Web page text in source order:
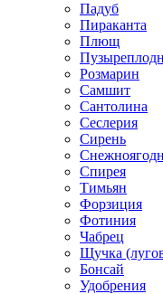
Падуб
Пираканта
Плющ
Розмарин
Самшит
Сантолина
Сеслерия
Сирень
Спирея
Тимьян
Форзиция
Фотиния
Чабрец
Щучка
Бонсай
Удобрения